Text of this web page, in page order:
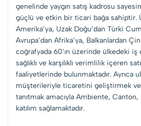
genelinde yaygın satış kadrosu
güçlü ve etkin bir ticari bağa sahiptir.
Amerika’ya, Uzak Doğu’dan Türki
Avrupa’dan Afrika’ya, Balkanlardan
coğrafyada 60’ın üzerinde ülkedeki iş
sağlıklı ve karşılıklı verimlilik içeren
faaliyetlerinde bulunmaktadır. Ayrıca
müşterileriyle ticaretini geliştirmek
tanıtmak amacıyla Ambiente, Canton,
katılım sağlamaktadır.